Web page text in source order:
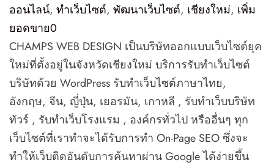
ออนไลน์, ทำเว็บไซต์, พัฒนาเว็บไซต์, เชียงใหม่, เพิ่ม
ยอดขาย0
CHAMPS WEB DESIGN เป็นบริษัทออกแบบเว็บไซต์ยุค
ใหม่ที่ตั้งอยู่ในจังหวัดเชียงใหม่ บริการรับทำเว็บไซต์
บริษัทด้วย WordPress รับทำเว็บไซต์ภาษาไทย,
อังกฤษ, จีน, ญี่ปุ่น, เยอรมัน, เกาหลี , รับทำเว็บบริษัท
ทัวร์ , รับทำเว็บโรงแรม , องค์กรทั่วไป หรืออื่นๆ ทุก
เว็บไซต์ที่เราทำจะได้รับการทำ On-Page SEO ซึ่งจะ
ทำให้เว็บติดอันดับการค้นหาผ่าน Google ได้ง่ายขึ้น